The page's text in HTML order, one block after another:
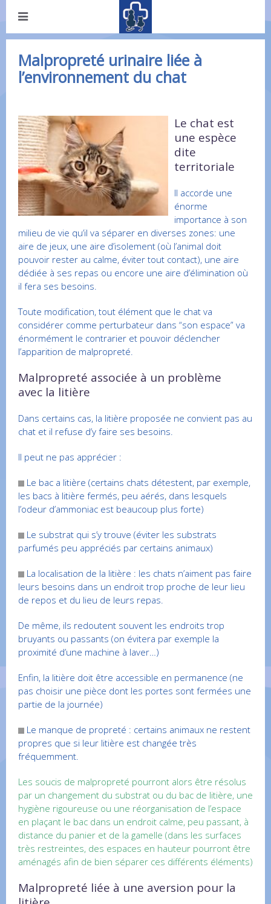
Malpropreté urinaire liée à
l’environnement du chat
Le chat est
une espèce
dite
territoriale
Il accorde une
énorme
importance à son
milieu de vie qu’il va séparer en diverses zones: une
aire de jeux, une aire d’isolement (où l’animal doit
pouvoir rester au calme, éviter tout contact), une aire
dédiée à ses repas ou encore une aire d’élimination où
il fera ses besoins.
Toute modification, tout élément que le chat va
considérer comme perturbateur dans “son espace” va
énormément le contrarier et pouvoir déclencher
l’apparition de malpropreté.
Malpropreté associée à un problème
avec la litière
Dans certains cas, la litière proposée ne convient pas au
chat et il refuse d’y faire ses besoins.
Il peut ne pas apprécier :
Le bac a litière (certains chats détestent, par exemple,
les bacs à litière fermés, peu aérés, dans lesquels
l’odeur d’ammoniac est beaucoup plus forte)
Le substrat qui s’y trouve (éviter les substrats
parfumés peu appréciés par certains animaux)
La localisation de la litière : les chats n’aiment pas faire
leurs besoins dans un endroit trop proche de leur lieu
de repos et du lieu de leurs repas.
De même, ils redoutent souvent les endroits trop
bruyants ou passants (on évitera par exemple la
proximité d’une machine à laver…)
Enfin, la litière doit être accessible en permanence (ne
pas choisir une pièce dont les portes sont fermées une
partie de la journée)
Le manque de propreté : certains animaux ne restent
propres que si leur litière est changée très
fréquemment.
Les soucis de malpropreté pourront alors être résolus
par un changement du substrat ou du bac de litière, une
hygiène rigoureuse ou une réorganisation de l’espace
en plaçant le bac dans un endroit calme, peu passant, à
distance du panier et de la gamelle (dans les surfaces
très restreintes, des espaces en hauteur pourront être
aménagés afin de bien séparer ces différents éléments)
Malpropreté liée à une aversion pour la